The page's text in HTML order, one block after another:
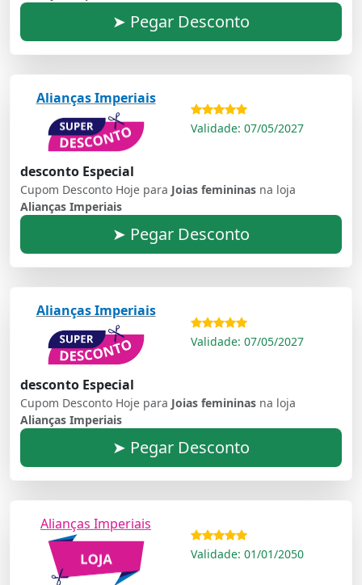
➤ Pegar Desconto
Alianças Imperiais
Validade: 07/05/2027
desconto Especial
Cupom Desconto Hoje para Joias femininas na loja
Alianças Imperiais
➤ Pegar Desconto
Alianças Imperiais
Validade: 07/05/2027
desconto Especial
Cupom Desconto Hoje para Joias femininas na loja
Alianças Imperiais
➤ Pegar Desconto
Alianças Imperiais
Validade: 01/01/2050